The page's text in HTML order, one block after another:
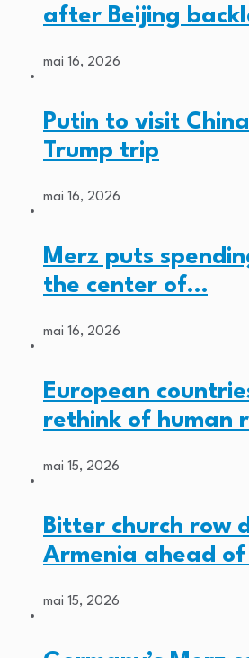
after Beijing
mai 16, 2026
Putin to visit
Trump trip
mai 16, 2026
Merz puts
the center of…
mai 16, 2026
European
rethink of human
mai 15, 2026
Bitter church row
Armenia ahead of
mai 15, 2026